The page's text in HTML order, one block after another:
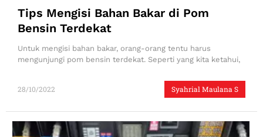
Tips Mengisi Bahan Bakar di Pom
Bensin Terdekat
Syahrial Maulana S
28/10/2022
Untuk mengisi bahan bakar, orang-orang tentu harus
mengunjungi pom bensin terdekat. Seperti yang kita ketahui,